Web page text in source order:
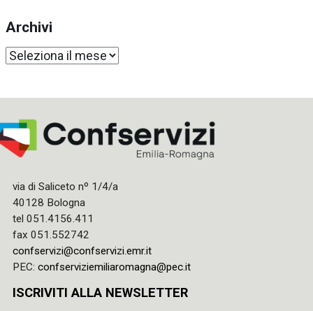
Archivi
Archivi
via di Saliceto nº 1/4/a
40128 Bologna
tel 051.4156.411
fax 051.552742
confservizi@confservizi.emr.it
PEC: confserviziemiliaromagna@pec.it
ISCRIVITI ALLA NEWSLETTER